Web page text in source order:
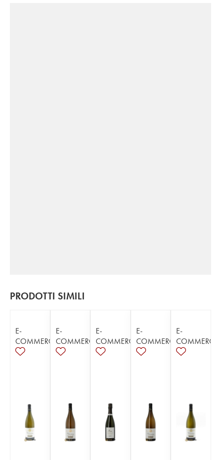
PRODOTTI SIMILI
E-
COMMERCE
E-
COMMERCE
E-
COMMERCE
E-
COMMERCE
E-
COMMERCE